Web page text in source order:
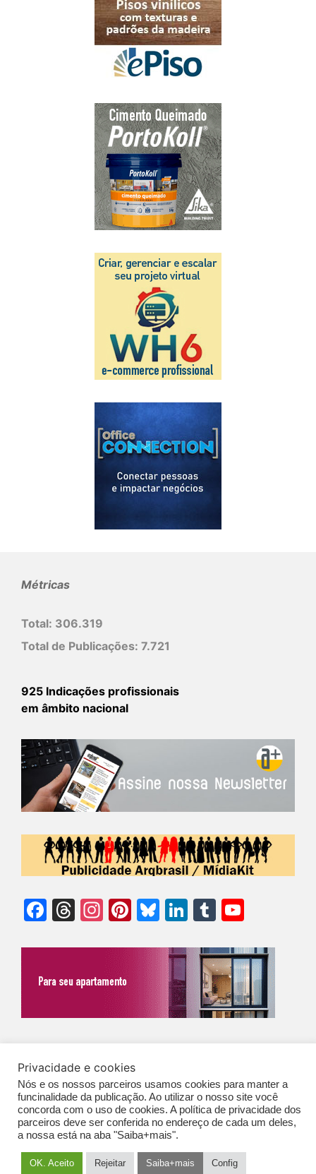
Métricas
Total: 306.319
Total de Publicações: 7.721
925 Indicações profissionais
em âmbito nacional
Facebook
Threads
Instagram
Pinterest
Bluesky
LinkedIn
Tumblr
Expediente|Contato|Newsletter
GERAIS DE PUBLICAÇÃO (CGP
Privacidade e cookies
Nós e os nossos parceiros usamos cookies para manter a
funcinalidade da publicação. Ao utilizar o nosso site você
concorda com o uso de cookies. A política de privacidade dos
parceiros deve ser conferida no endereço de cada um deles,
a nossa está na aba "Saiba+mais".
OK. Aceito Rejeitar Saiba+mais Config